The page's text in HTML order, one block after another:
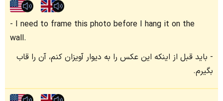
I need to frame this photo before I hang it on the
wall.
باید قبل از اینکه این عکس را به دیوار آویزان کنم، آن را قاب
بگیرم.